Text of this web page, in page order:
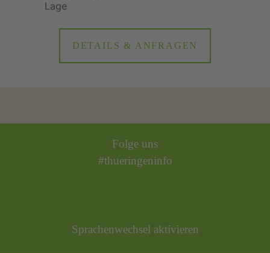
DETAILS & ANFRAGEN
Folge uns
#thueringeninfo
Sprachenwechsel aktivieren